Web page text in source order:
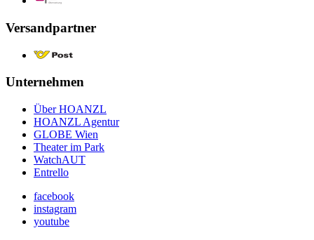
Versandpartner
Unternehmen
Über HOANZL
HOANZL Agentur
GLOBE Wien
Theater im Park
WatchAUT
Entrello
facebook
instagram
youtube